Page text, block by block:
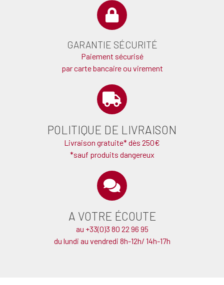
GARANTIE SÉCURITÉ
Paiement sécurisé
par carte bancaire ou virement
POLITIQUE DE LIVRAISON
Livraison gratuite* dès 250€
*sauf produits dangereux
A VOTRE ÉCOUTE
au +33(0)3 80 22 96 95
du lundi au vendredi 8h-12h/ 14h-17h